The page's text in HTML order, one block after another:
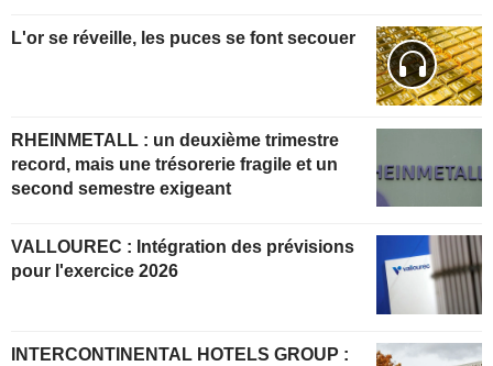
L'or se réveille, les puces se font secouer
RHEINMETALL : un deuxième trimestre
record, mais une trésorerie fragile et un
second semestre exigeant
VALLOUREC : Intégration des prévisions
pour l'exercice 2026
INTERCONTINENTAL HOTELS GROUP :